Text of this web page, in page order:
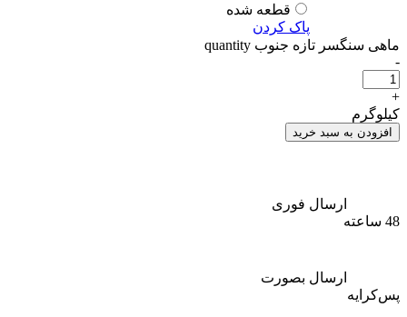
قطعه شده
پاک کردن
ماهی سنگسر تازه جنوب quantity
-
+
کیلوگرم
افزودن به سبد خرید
ارسال فوری
48 ساعته
ارسال بصورت
پس‌کرایه